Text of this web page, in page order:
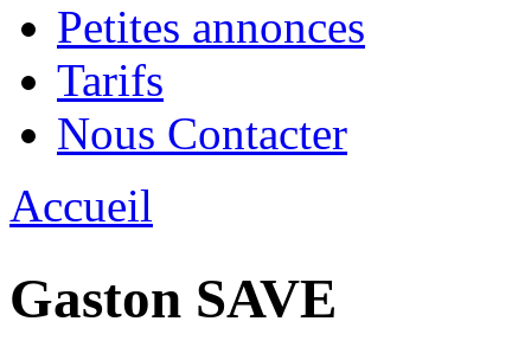
Petites annonces
Tarifs
Nous Contacter
Vous êtes ici
Accueil
Gaston SAVE